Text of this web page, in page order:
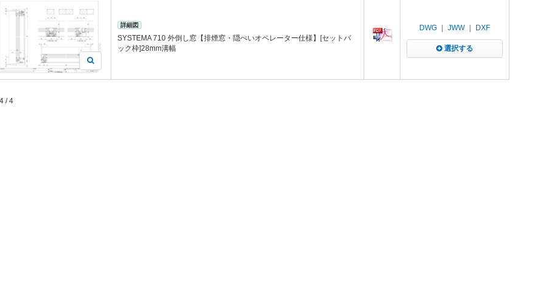
詳細図
SYSTEMA 710 外倒し窓【排煙窓・隠ぺいオペレーター仕様】[セットバ
ック枠]28mm溝幅
DWG JWW｜ DXF
選択する
/ 4